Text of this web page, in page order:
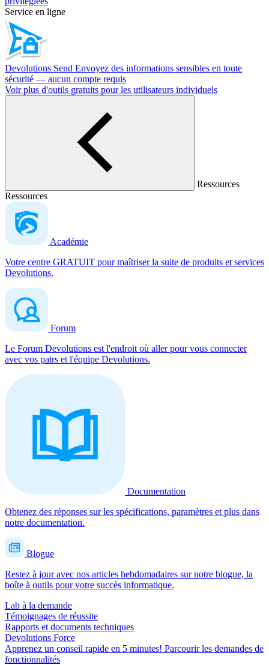
Service en ligne
Devolutions Send Envoyez des informations sensibles en toute
sécurité — aucun compte requis
Voir plus d'outils gratuits pour les utilisateurs individuels
Ressources
Ressources
Académie
Votre centre GRATUIT pour maîtriser la suite de produits et services
Devolutions.
Forum
Le Forum Devolutions est l'endroit où aller pour vous connecter
avec vos pairs et l'équipe Devolutions.
Documentation
Obtenez des réponses sur les spécifications, paramètres et plus dans
notre documentation.
Blogue
Restez à jour avec nos articles hebdomadaires sur notre blogue, la
boîte à outils pour votre succès informatique.
Lab à la demande
Témoignages de réussite
Rapports et documents techniques
Devolutions Force
Apprenez un conseil rapide en 5 minutes! Parcourir les demandes de
fonctionnalités